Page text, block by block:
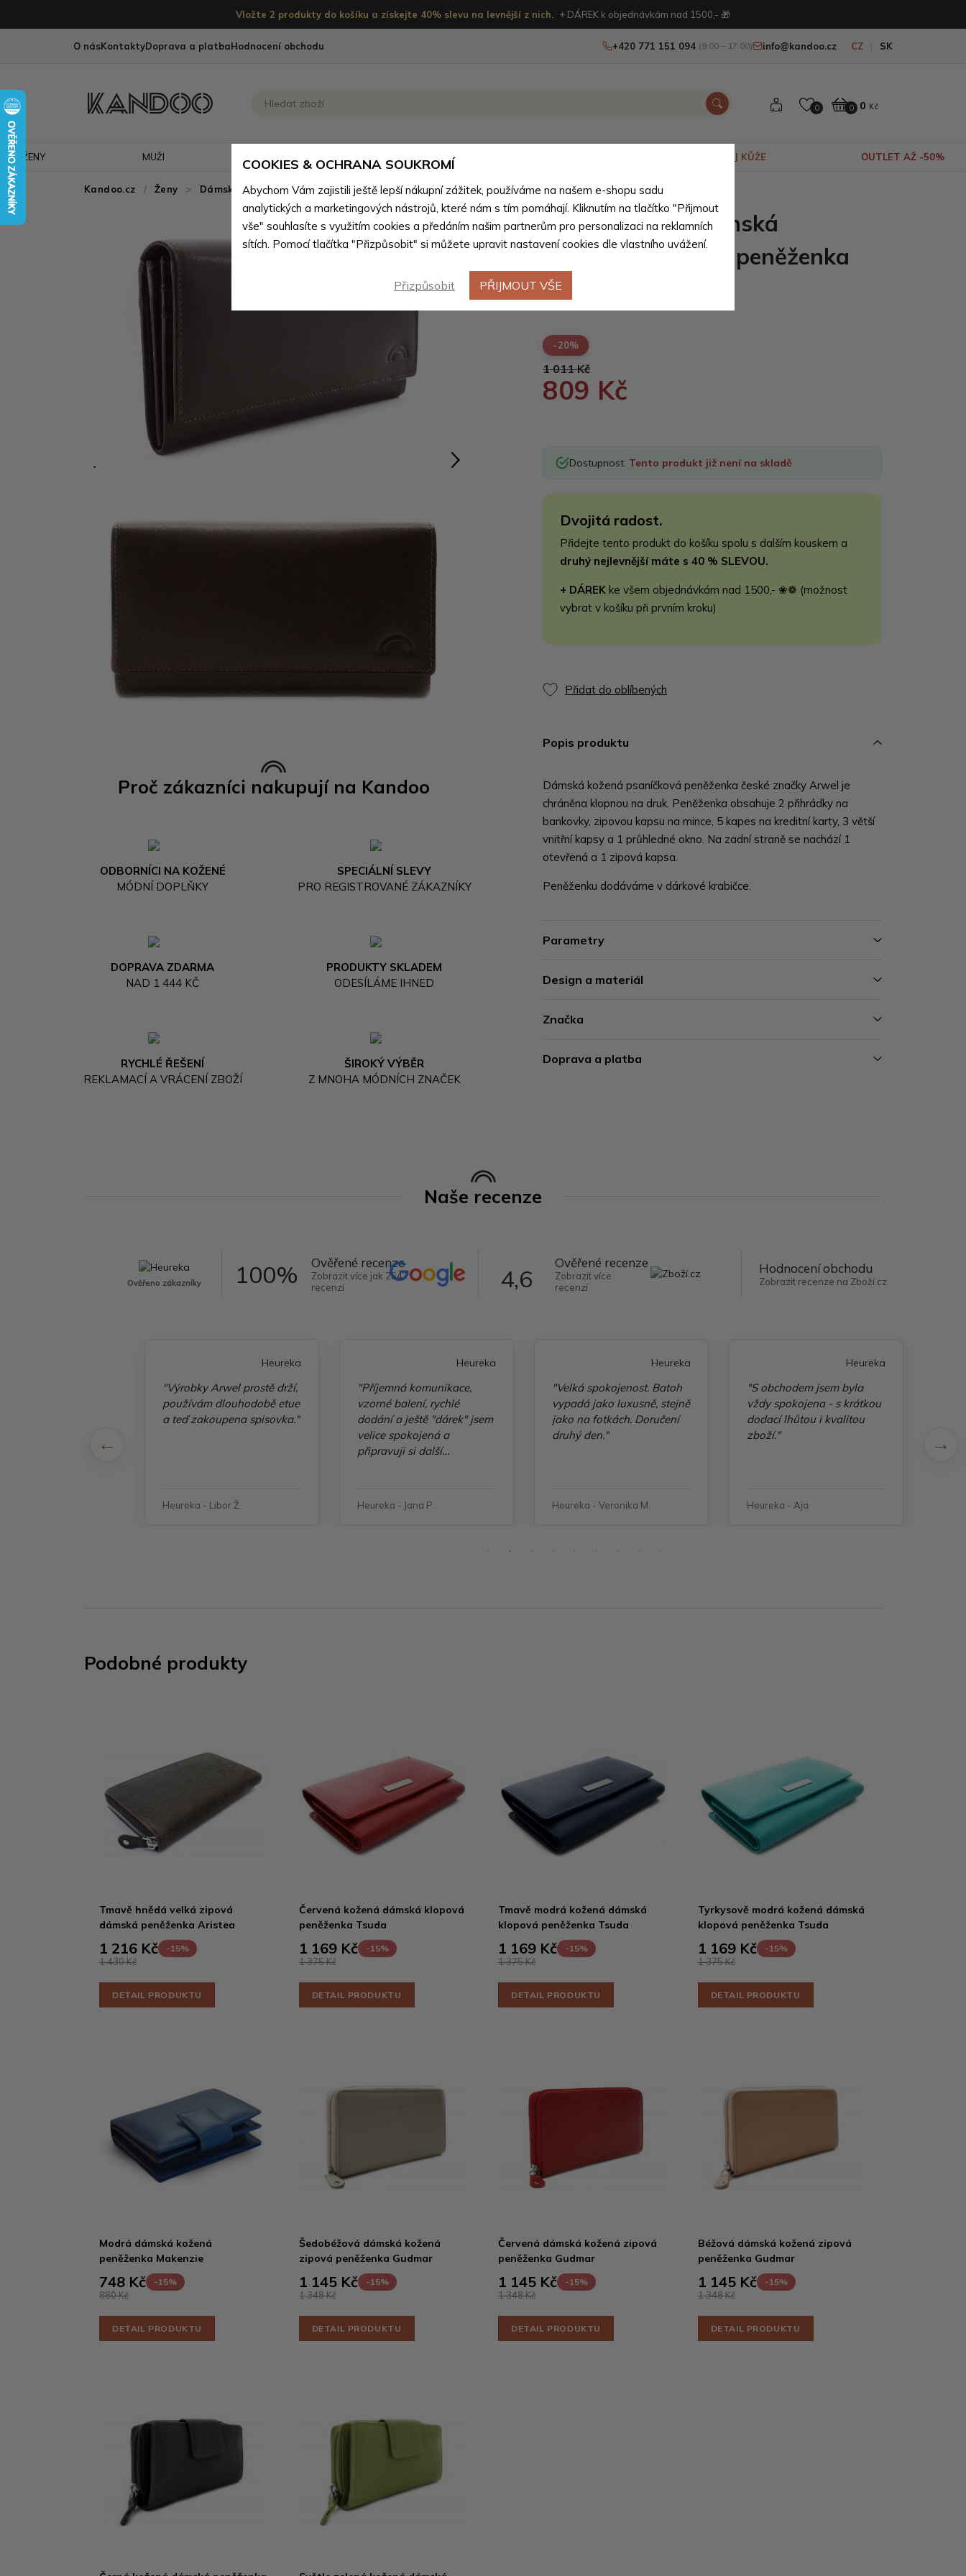
Vložte 2 produkty do košíku a získejte 40% slevu na levnější z nich. + DÁREK k objednávkám nad 1500,- 🎁
O násKontaktyDoprava a platbaHodnocení obchodu +420 771 151 094 (9:00 – 17:00) info@kandoo.cz CZ SK
0 0 0 Kč
ŽENY MUŽI VÝPRODEJ KŮŽE OUTLET AŽ -50%
Kandoo.cz Ženy > Dámské peněženky > Dámské peněženky podle materiálu > Dámské peněženky z přírodní pravé kůže
Výprodej
Proč zákazníci nakupují na Kandoo
ODBORNÍCI NA KOŽENÉ
MÓDNÍ DOPLŇKY
SPECIÁLNÍ SLEVY
PRO REGISTROVANÉ ZÁKAZNÍKY
DOPRAVA ZDARMA
NAD 1 444 KČ
PRODUKTY SKLADEM
ODESÍLÁME IHNED
RYCHLÉ ŘEŠENÍ
REKLAMACÍ A VRÁCENÍ ZBOŽÍ
ŠIROKÝ VÝBĚR
Z MNOHA MÓDNÍCH ZNAČEK
Tmavě hnědá dámská
podlouhlá kožená peněženka
Georgina
-20%
1 011 Kč
809 Kč
Dostupnost: Tento produkt již není na skladě
Dvojitá radost.
Přidejte tento produkt do košíku spolu s dalším kouskem a
druhý nejlevnější máte s 40 % SLEVOU.
+ DÁREK ke všem objednávkám nad 1500,- ❀❁ (možnost
vybrat v košíku při prvním kroku)
Přidat do oblíbených
Popis produktu
Dámská kožená psaníčková peněženka české značky Arwel je
chráněna klopnou na druk. Peněženka obsahuje 2 přihrádky na
bankovky, zipovou kapsu na mince, 5 kapes na kreditní karty, 3 větší
vnitřní kapsy a 1 průhledné okno. Na zadní straně se nachází 1
otevřená a 1 zipová kapsa.
Peněženku dodáváme v dárkové krabičce.
Parametry
Design a materiál
Značka
Doprava a platba
Naše recenze
Ověřeno zákazníky 100% Ověřené recenze
Zobrazit více jak 264
recenzí
4,6
Ověřené recenze
Zobrazit více
recenzí
Hodnocení obchodu
Zobrazit recenze na Zboží.cz
Heureka
"Výrobky Arwel prostě drží,
používám dlouhodobě etue
a teď zakoupena spisovka."
Heureka - Libor Ž.
Heureka
"Příjemná komunikace,
vzorné balení, rychlé
dodání a ještě "dárek" jsem
velice spokojená a
připravuji si další
Heureka - Jana P.
Heureka
"Velká spokojenost. Batoh
vypadá jako luxusně, stejně
jako na fotkách. Doručení
druhý den."
Heureka - Veronika M.
Heureka
"S obchodem jsem byla
vždy spokojena - s krátkou
dodací lhůtou i kvalitou
zboží."
Heureka - Aja
Podobné produkty
Tmavě hnědá velká zipová
dámská peněženka Aristea
1 216 Kč -15%
1 430 Kč
DETAIL PRODUKTU
Červená kožená dámská klopová
peněženka Tsuda
1 169 Kč -15%
1 375 Kč
DETAIL PRODUKTU
Tmavě modrá kožená dámská
klopová peněženka Tsuda
1 169 Kč -15%
1 375 Kč
DETAIL PRODUKTU
Tyrkysově modrá kožená dámská
klopová peněženka Tsuda
1 169 Kč -15%
1 375 Kč
DETAIL PRODUKTU
Modrá dámská kožená
peněženka Makenzie
748 Kč -15%
880 Kč
DETAIL PRODUKTU
Šedobéžová dámská kožená
zipová peněženka Gudmar
1 145 Kč -15%
1 348 Kč
DETAIL PRODUKTU
Červená dámská kožená zipová
peněženka Gudmar
1 145 Kč -15%
1 348 Kč
DETAIL PRODUKTU
Béžová dámská kožená zipová
peněženka Gudmar
1 145 Kč -15%
1 348 Kč
DETAIL PRODUKTU
COOKIES & OCHRANA SOUKROMÍ
Abychom Vám zajistili ještě lepší nákupní zážitek, používáme na našem e-shopu sadu
analytických a marketingových nástrojů, které nám s tím pomáhají. Kliknutím na tlačítko "Přijmout
vše" souhlasíte s využitím cookies a předáním našim partnerům pro personalizaci na reklamních
sítích. Pomocí tlačítka "Přizpůsobit" si můžete upravit nastavení cookies dle vlastního uvážení.
Přizpůsobit PŘIJMOUT VŠE